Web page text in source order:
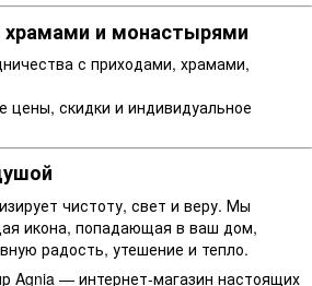
храмами и монастырями
с приходами, храмами,
цены, скидки и индивидуальное
чистоту, свет и веру. Мы
икона, попадающая в ваш дом,
радость, утешение и тепло.
Agnia — интернет-магазин настоящих